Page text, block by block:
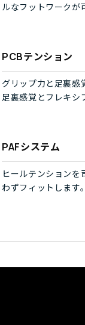
ルなフットワークが
PCBテンション
グリップ力と足裏感
足裏感覚とフレキシ
PAFシステム
ヒールテンション
わずフィットします。